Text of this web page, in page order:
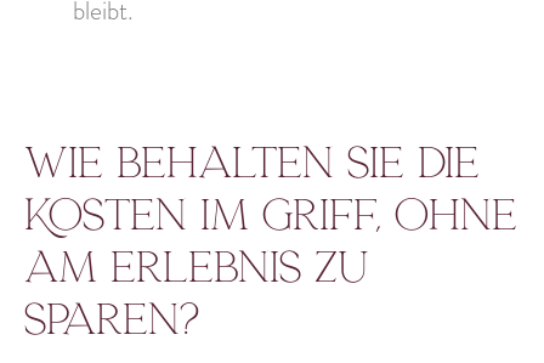
bleibt.
Wie behalten Sie die
Kosten im Griff, ohne
am Erlebnis zu
sparen?